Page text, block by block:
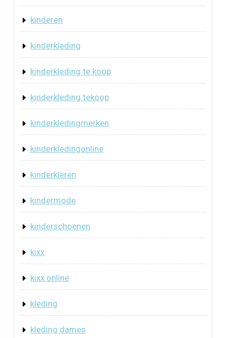
kinderen
kinderkleding
kinderkleding te koop
kinderkleding tekoop
kinderkledingmerken
kinderkledingonline
kinderkleren
kindermode
kinderschoenen
kixx
kixx online
kleding
kleding dames